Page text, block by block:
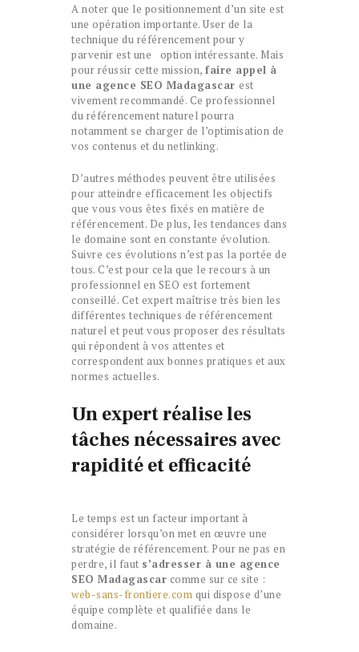
A noter que le positionnement d’un site est
une opération importante. User de la
technique du référencement pour y
parvenir est une option intéressante. Mais
pour réussir cette mission, faire appel à
une agence SEO Madagascar est
vivement recommandé. Ce professionnel
du référencement naturel pourra
notamment se charger de l’optimisation de
vos contenus et du netlinking.
D’autres méthodes peuvent être utilisées
pour atteindre efficacement les objectifs
que vous vous êtes fixés en matière de
référencement. De plus, les tendances dans
le domaine sont en constante évolution.
Suivre ces évolutions n’est pas la portée de
tous. C’est pour cela que le recours à un
professionnel en SEO est fortement
conseillé. Cet expert maîtrise très bien les
différentes techniques de référencement
naturel et peut vous proposer des résultats
qui répondent à vos attentes et
correspondent aux bonnes pratiques et aux
normes actuelles.
Un expert réalise les
tâches nécessaires avec
rapidité et efficacité
Le temps est un facteur important à
considérer lorsqu’on met en œuvre une
stratégie de référencement. Pour ne pas en
perdre, il faut s’adresser à une agence
SEO Madagascar comme sur ce site :
web-sans-frontiere.com qui dispose d’une
équipe complète et qualifiée dans le
domaine.